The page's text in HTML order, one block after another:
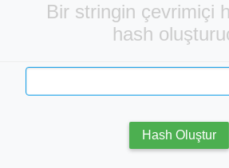
Bir stringin çevrimiçi
hash
Hash Oluştur